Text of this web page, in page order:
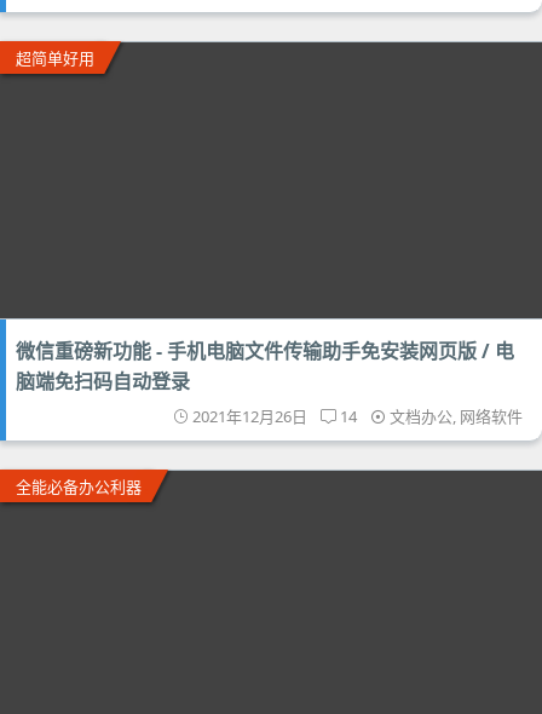
超简单好用
微信重磅新功能 - 手机电脑文件传输助手免安装网页版 / 电
脑端免扫码自动登录
2021年12月26日 14 文档办公, 网络软件
全能必备办公利器